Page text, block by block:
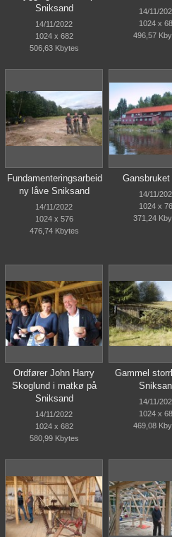
Sniksand
14/11/2022
1024 x 682
506,63 Kbytes
14/11/
1024 x
496,57
Fundamenteringsarbeid
ny låve Sniksand
14/11/2022
1024 x 576
476,74 Kbytes
Gansbruket
14/11/
1024 x
371,24
Ordfører John Harry
Skoglund i matkø på
Sniksand
14/11/2022
1024 x 682
580,99 Kbytes
Gammel
14/11/
1024 x
469,08